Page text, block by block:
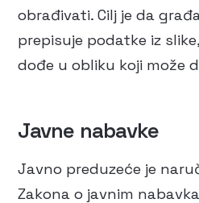
obrađivati. Cilj je da
prepisuje podatke iz
dođe u obliku koji može
Javne nabavke
Javno preduzeće je
Zakona o javnim